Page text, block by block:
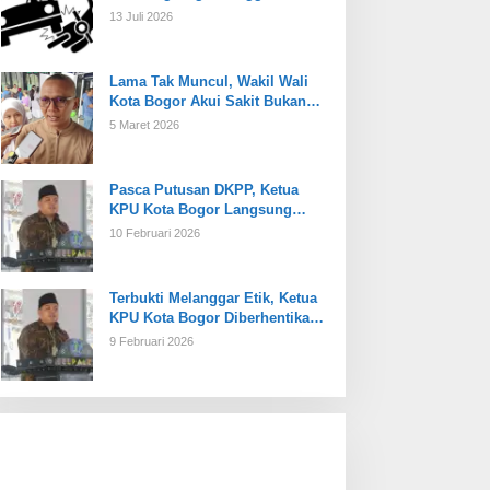
13 Juli 2026
Lama Tak Muncul, Wakil Wali
Kota Bogor Akui Sakit Bukan
Karena Masalah Internal
5 Maret 2026
Pasca Putusan DKPP, Ketua
KPU Kota Bogor Langsung
Dijabat Plt
10 Februari 2026
Terbukti Melanggar Etik, Ketua
KPU Kota Bogor Diberhentikan
Tetap
9 Februari 2026